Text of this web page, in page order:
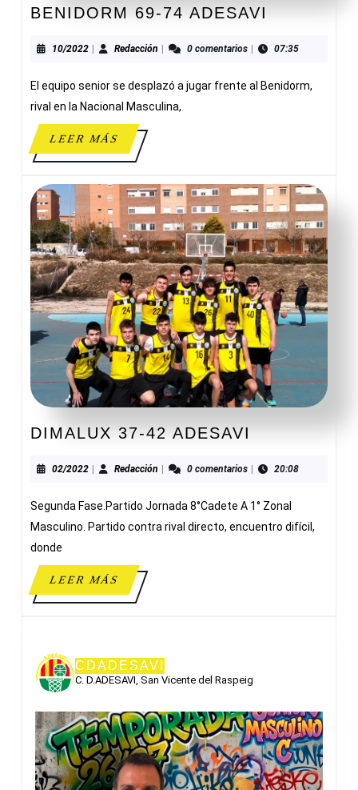
BENIDORM 69-74 ADESAVI
74
10/202210/2022
| Redacción Redacción
| 0 comentarios | 07:35
El equipo senior se desplazó a jugar frente al Benidorm,
rival en la Nacional Masculina,
LEER MÁSLEER
MÁS
DIMALUX 37-42 ADESAVI
42
02/202202/2022
| Redacción Redacción
| 0 comentarios | 20:08
Segunda Fase.Partido Jornada 8°Cadete A 1° Zonal
Masculino. Partido contra rival directo, encuentro difícil,
donde
LEER MÁSLEER
MÁS
CDADESAVI
C. D.ADESAVI, San Vicente del Raspeig